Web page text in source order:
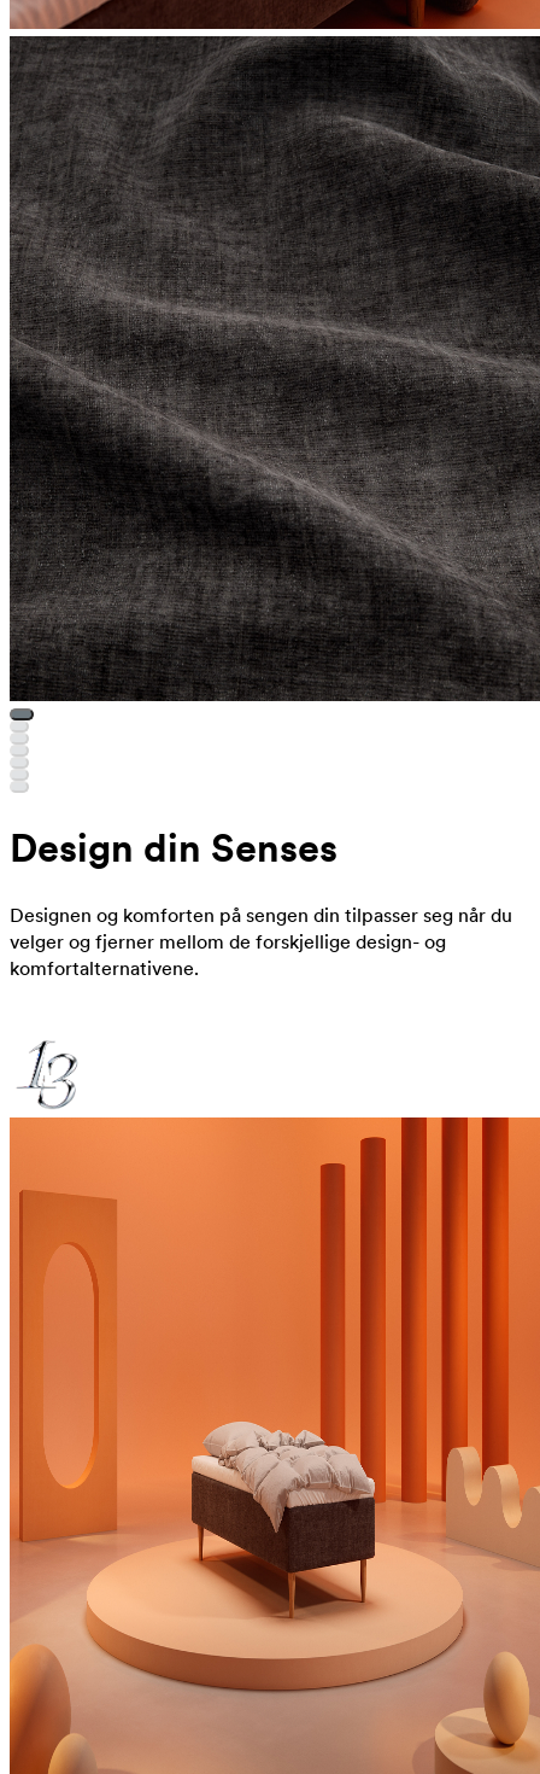
Design din Senses
Designen og komforten på sengen din tilpasser seg når du
velger og fjerner mellom de forskjellige design- og
komfortalternativene.